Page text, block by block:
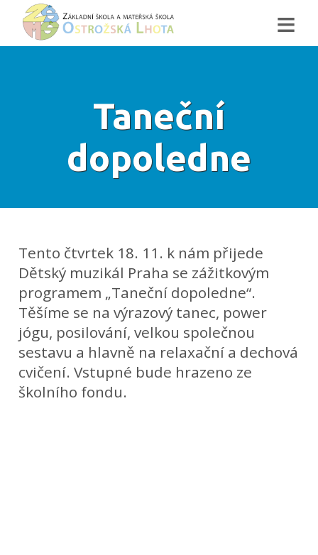
≡
Taneční
dopoledne
Tento čtvrtek 18. 11. k nám přijede
Dětský muzikál Praha se zážitkovým
programem „Taneční dopoledne“.
Těšíme se na výrazový tanec, power
jógu, posilování, velkou společnou
sestavu a hlavně na relaxační a dechová
cvičení. Vstupné bude hrazeno ze
školního fondu.